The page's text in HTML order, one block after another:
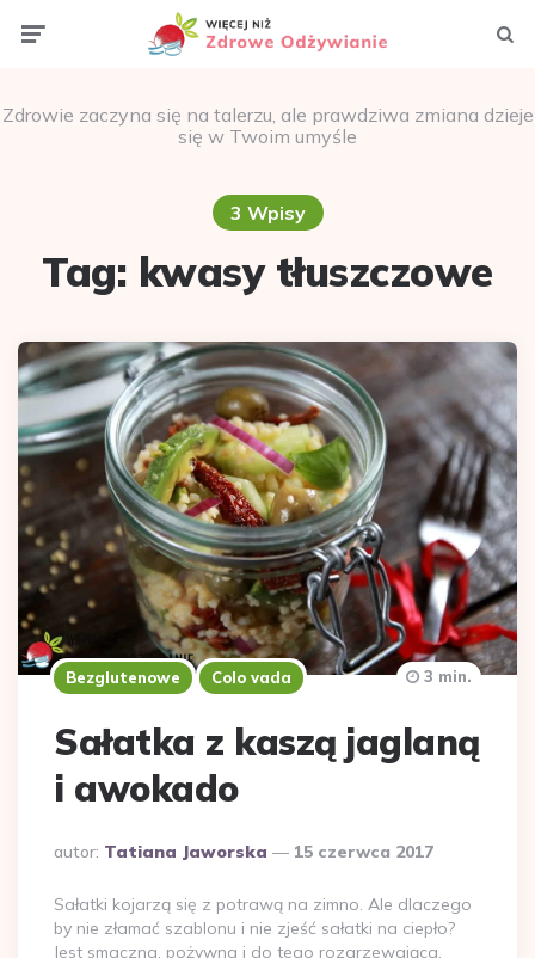
Zdrowie zaczyna się na talerzu, ale prawdziwa zmiana dzieje
się w Twoim umyśle
3 Wpisy
Tag: kwasy tłuszczowe
Bezglutenowe Colo vada
Sałatka z kaszą jaglaną
i awokado
Dodane
autor: Tatiana Jaworska 15 czerwca 2017
3 min.
Sałatki kojarzą się z potrawą na zimno. Ale dlaczego
by nie złamać szablonu i nie zjeść sałatki na ciepło?
Jest smaczna, pożywna i do tego rozgrzewająca.